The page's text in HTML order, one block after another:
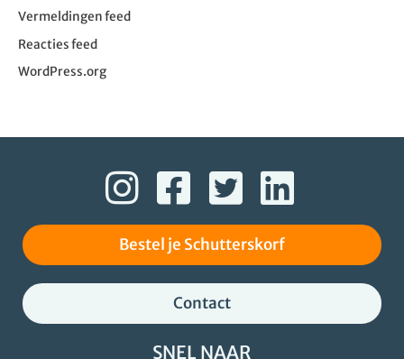
Vermeldingen feed
Reacties feed
WordPress.org
Bestel je Schutterskorf
Contact
SNEL NAAR